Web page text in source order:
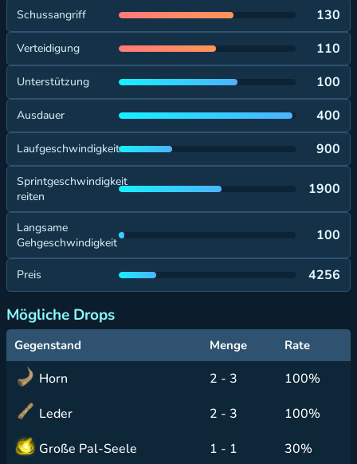
Schussangriff 130
Verteidigung 110
Unterstützung 100
Ausdauer 400
Laufgeschwindigkeit 900
Sprintgeschwindigkeit
reiten
1900
Langsame
Gehgeschwindigkeit
100
Preis 4256
Mögliche Drops
Gegenstand Menge Rate
Horn 2 - 3
100%
Leder
2 - 3
100%
Große Pal-Seele
1 - 1 30%